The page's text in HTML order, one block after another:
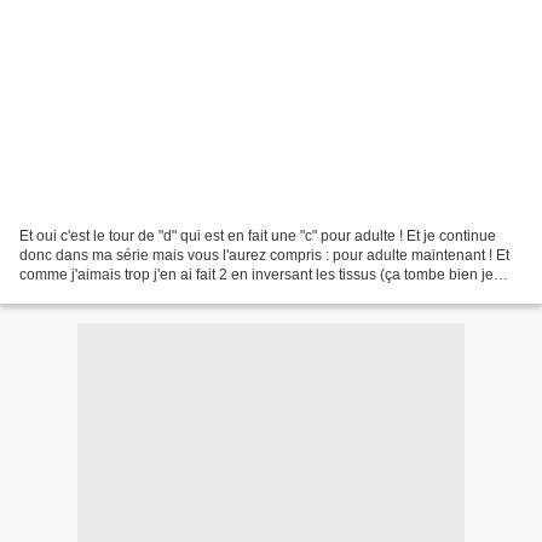
Et oui c'est le tour de "d" qui est en fait une "c" pour adulte ! Et je continue
donc dans ma série mais vous l'aurez compris : pour adulte maintenant ! Et
comme j'aimais trop j'en ai fait 2 en inversant les tissus (ça tombe bien je